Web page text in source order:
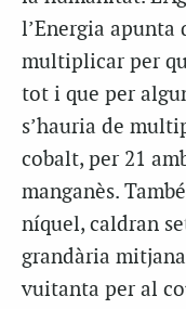
l’Energia apunta
multiplicar per
tot i que per
s’hauria de
cobalt, per 21
manganès.
níquel, caldran
grandària
vuitanta per al